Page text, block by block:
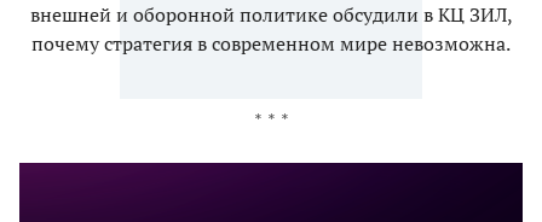
внешней и оборонной политике обсудили в КЦ ЗИЛ,
почему стратегия в современном мире невозможна.
* * *